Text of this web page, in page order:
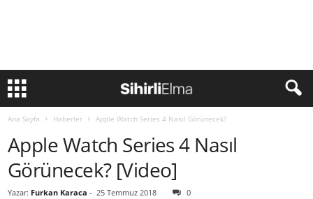
Ana Sayfa Haberler Apple Watch Series 4 Nasıl Görünecek?
Apple Watch Series 4 Nasıl
Görünecek? [Video]
Yazar: Furkan Karaca - 25 Temmuz 2018 0